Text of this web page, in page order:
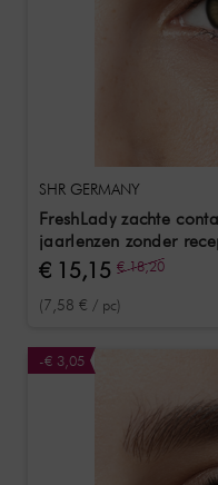
SHR GERMANY
FreshLady zachte
jaarlenzen zonder
€ 15,15 € 18,20
(7,58 € / pc)
-€ 3,05